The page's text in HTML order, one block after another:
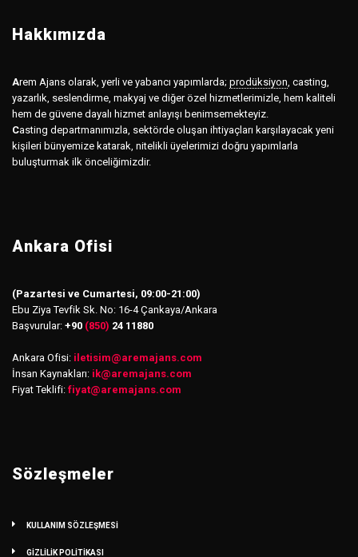
Hakkımızda
Arem Ajans olarak, yerli ve yabancı yapımlarda; prodüksiyon, casting,
yazarlık, seslendirme, makyaj ve diğer özel hizmetlerimizle, hem kaliteli
hem de güvene dayalı hizmet anlayışı benimsemekteyiz.
Casting departmanımızla, sektörde oluşan ihtiyaçları karşılayacak yeni
kişileri bünyemize katarak, nitelikli üyelerimizi doğru yapımlarla
buluşturmak ilk önceliğimizdir.
Ankara Ofisi
(Pazartesi ve Cumartesi, 09:00-21:00)
Ebu Ziya Tevfik Sk. No: 16-4 Çankaya/Ankara
Başvurular: +90 (850) 24 11880
Ankara Ofisi: iletisim@aremajans.com
İnsan Kaynakları: ik@aremajans.com
Fiyat Teklifi: fiyat@aremajans.com
Sözleşmeler
KULLANIM SÖZLEŞMESİ
GİZLİLİK POLİTİKASI